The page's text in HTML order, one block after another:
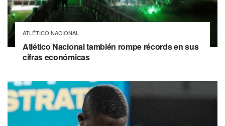
ATLÉTICO NACIONAL
Atlético Nacional también rompe récords en sus
cifras económicas